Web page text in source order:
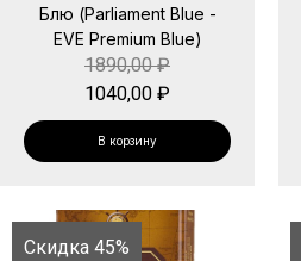
Блю (Parliament Blue -
EVE Premium Blue)
1890,00₽
1040,00 ₽
В корзину
Скидка 45%